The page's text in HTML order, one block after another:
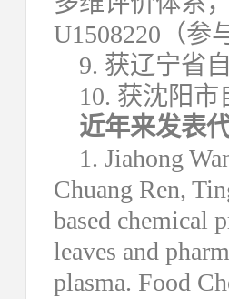
U1508220（参
9. 获辽宁省
10. 获沈阳
近年来发表
1. Jiahong
Chuang Ren,
based chemical
leaves and
plasma. Food